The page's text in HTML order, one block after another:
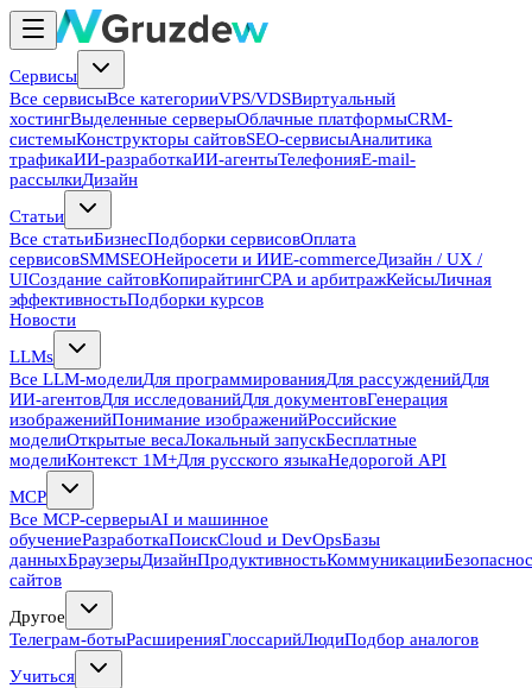
Сервисы
Все сервисыВсе категорииVPS/VDSВиртуальный
хостингВыделенные серверыОблачные платформыCRM-
системыКонструкторы сайтовSEO-сервисыАналитика
трафикаИИ-разработкаИИ-агентыТелефонияE-mail-
рассылкиДизайн
Статьи
Все статьиБизнесПодборки сервисовОплата
сервисовSMMSEOНейросети и ИИE-commerceДизайн / UX /
UIСоздание сайтовКопирайтингCPA и арбитражКейсыЛичная
эффективностьПодборки курсов
Новости
LLMs
Все LLM-моделиДля программированияДля рассужденийДля
ИИ-агентовДля исследованийДля документовГенерация
изображенийПонимание изображенийРоссийские
моделиОткрытые весаЛокальный запускБесплатные
моделиКонтекст 1M+Для русского языкаНедорогой API
MCP
Все MCP-серверыAI и машинное
обучениеРазработкаПоискCloud и DevOpsБазы
данныхБраузерыДизайнПродуктивностьКоммуникации
сайтов
Другое
Телеграм-ботыРасширенияГлоссарийЛюдиПодбор аналогов
Учиться